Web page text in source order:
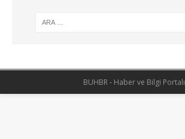
BUHBR - Haber ve Bilgi Portalı